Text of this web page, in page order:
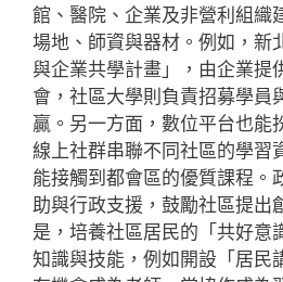
館、醫院、企業及非營利組織
場地、師資與器材。例如，新
與企業共學計畫」，由企業提
會，社區大學則負責招募學員
贏。另一方面，數位平台也能
線上社群串聯不同社區的學習
能接觸到都會區的優質課程。
助與行政支援，鼓勵社區提出
是，培養社區居民的「共好意
知識與技能，例如開設「居民